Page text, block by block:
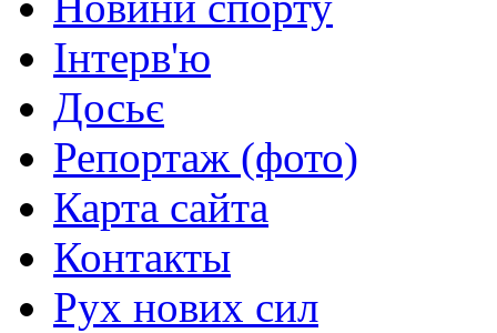
Інтерв'ю
Досьє
Репортаж (фото)
Карта сайта
Контакты
Рух нових сил